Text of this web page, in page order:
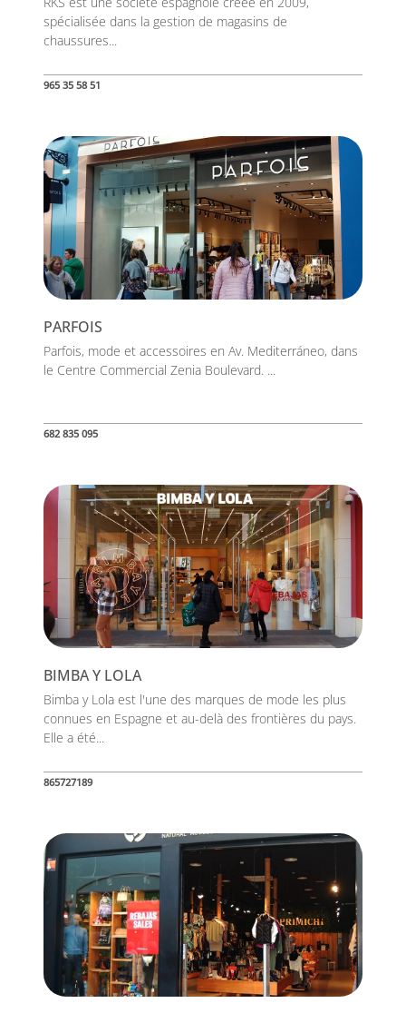
spécialisée dans la gestion de magasins de
chaussures...
965 35 58 51
PARFOIS
Parfois, mode et accessoires en Av. Mediterráneo, dans
le Centre Commercial Zenia Boulevard. ...
682 835 095
BIMBA Y LOLA
Bimba y Lola est l'une des marques de mode les plus
connues en Espagne et au-delà des frontières du pays.
Elle a été...
865727189